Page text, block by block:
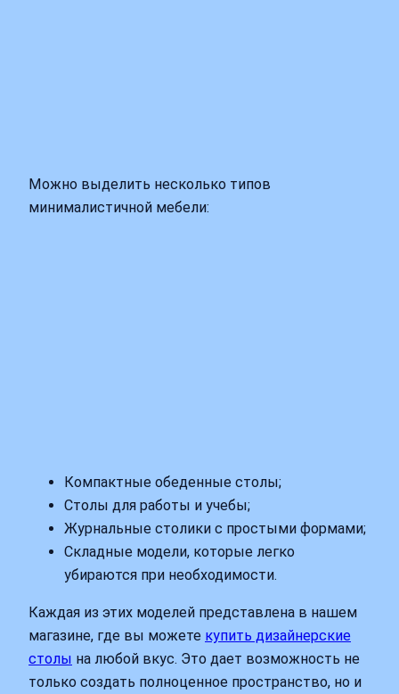
Можно выделить несколько типов
минималистичной мебели:
Компактные обеденные столы;
Столы для работы и учебы;
Журнальные столики с простыми формами;
Складные модели, которые легко
убираются при необходимости.
Каждая из этих моделей представлена в нашем
магазине, где вы можете купить дизайнерские
столы на любой вкус. Это дает возможность не
только создать полноценное пространство, но и